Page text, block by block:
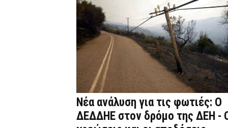
Νέα ανάλυση για τις φωτιές: Ο
ΔΕΔΔΗΕ στον δρόμο της ΔΕΗ -